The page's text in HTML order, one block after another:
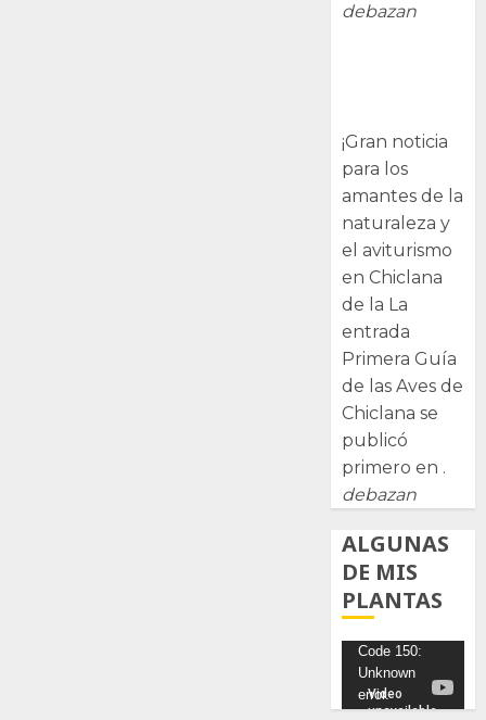
debazan
¡Gran noticia
para los
amantes de la
naturaleza y
el aviturismo
en Chiclana
de la La
entrada
Primera Guía
de las Aves de
Chiclana se
publicó
primero en .
debazan
ALGUNAS
DE MIS
PLANTAS
Reproductor
de
vídeo
Code 150:
Unknown
error.